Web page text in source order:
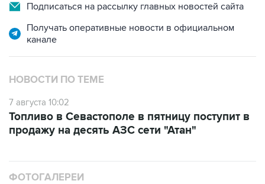
Подписаться на рассылку главных новостей сайта
Получать оперативные новости в официальном
канале
НОВОСТИ ПО ТЕМЕ
7 августа 10:02
Топливо в Севастополе в пятницу поступит в
продажу на десять АЗС сети "Атан"
ФОТОГАЛЕРЕИ